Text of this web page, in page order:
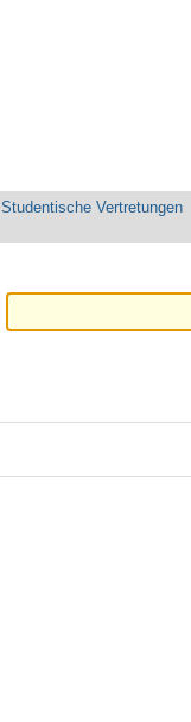
Studentische Vertretungen